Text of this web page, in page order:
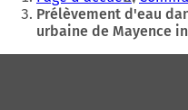
êtes
:
Prélèvement d'eau
urbaine de Mayence